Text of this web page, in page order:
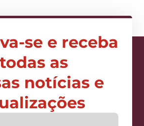
se e receba
todas as
notícias e